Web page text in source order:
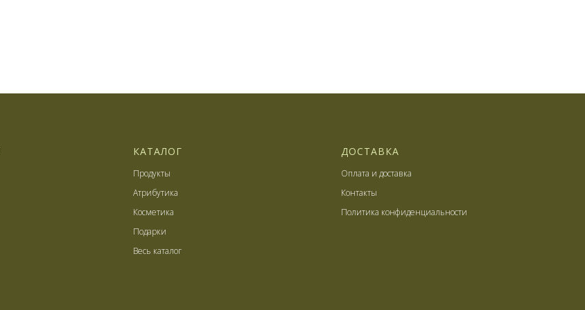
КАТАЛОГ
Продукты
Атрибутика
Косметика
Подарки
Весь каталог
ДОСТАВКА
Оплата и доставка
Контакты
Политика конфиденциальности